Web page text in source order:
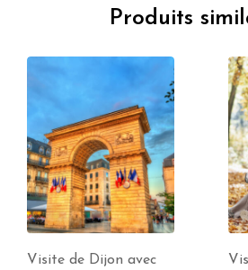
Produits
Visiter Auxerre avec